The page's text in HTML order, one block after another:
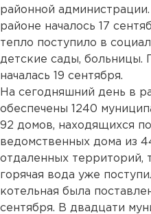
районной
районе началось 17
тепло поступило в
детские сады, больницы.
началась 19 сентября.
На сегодняшний день в
обеспечены 1240
92 домов, находящихся
ведомственных дома из
отдаленных территорий,
горячая вода уже
котельная была
сентября. В двадцати